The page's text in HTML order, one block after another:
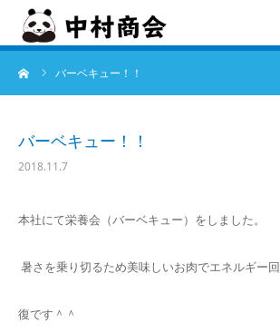
バーベキュー！！
バーベキュー！！
2018.11.7
本社にて栄養会（バーベキュー）をしました。
暑さを乗り切るため美味しいお肉でエネルギー回
復です＾＾
TOP